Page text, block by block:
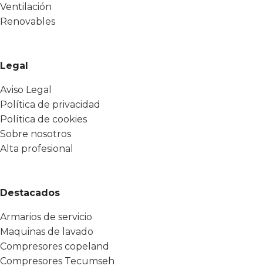
Ventilación
Renovables
Legal
Aviso Legal
Política de privacidad
Política de cookies
Sobre nosotros
Alta profesional
Destacados
Armarios de servicio
Maquinas de lavado
Compresores copeland
Compresores Tecumseh